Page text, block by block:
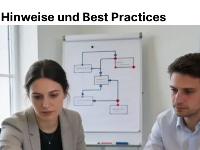
und Best Practices